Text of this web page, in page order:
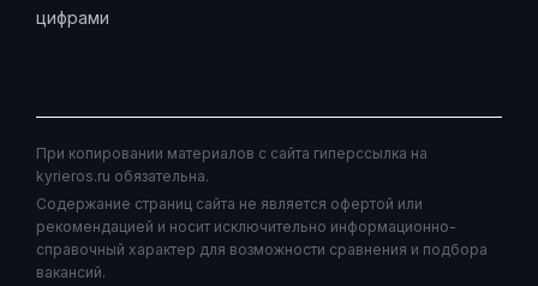
цифрами
При копировании материалов с сайта гиперссылка на
kyrieros.ru обязательна.
Содержание страниц сайта не является офертой или
рекомендацией и носит исключительно информационно-
справочный характер для возможности сравнения и подбора
вакансий.